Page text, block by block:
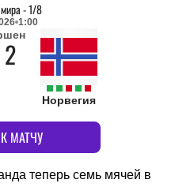
-1/8
1:00
Норвегия
МАТЧУ
теперь семь мячей в